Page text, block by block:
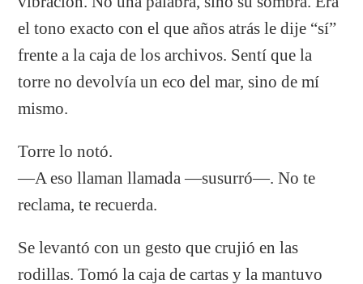
el tono exacto con el que años atrás le dije “sí”
frente a la caja de los archivos. Sentí que la
torre no devolvía un eco del mar, sino de mí
mismo.
Torre lo notó.
—A eso llaman llamada —susurró—. No te
reclama, te recuerda.
Se levantó con un gesto que crujió en las
rodillas. Tomó la caja de cartas y la mantuvo